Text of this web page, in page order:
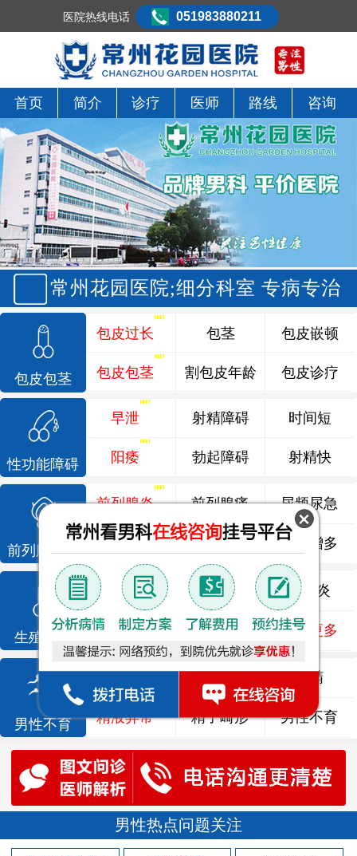
首页 简介 诊疗 医师 路线 咨询
常州花园医院;细分科室 专病专治
包皮包茎
包皮过长
包皮包茎
包茎
割包皮年龄
包皮嵌顿
包皮诊疗
性功能障碍
早泄
阳痿
射精障碍
勃起障碍
时间短
射精快
前列腺疾病
前列腺炎 前列腺痛 尿频尿急
前列腺增生 排尿不畅 夜尿增多
生殖感染
龟头炎 睾丸炎 尿道炎
尿相关 泌尿感染 了解更多
男性不育
死精 少精 弱精
精液异常 精子畸形 男性不育
男性热点问题关注
医院热线电话 051983880211